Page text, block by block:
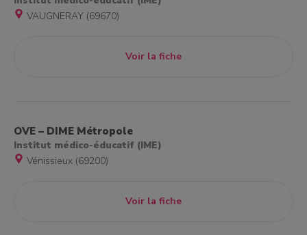
VAUGNERAY (69670)
Voir la fiche
OVE – DIME Métropole
Institut médico-éducatif (IME)
Vénissieux (69200)
Voir la fiche